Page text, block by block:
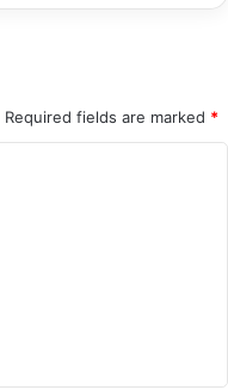
Required fields are marked *